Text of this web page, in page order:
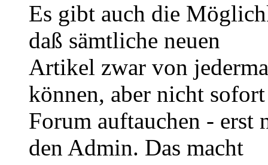
Es gibt auch die
daß sämtliche neuen
Artikel zwar von
können, aber nicht
Forum auftauchen - erst
den Admin. Das macht